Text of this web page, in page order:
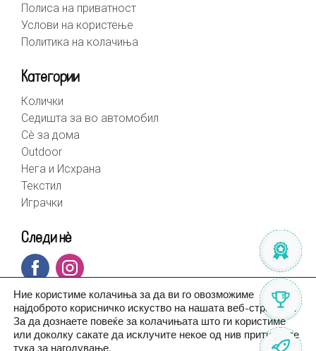
Полиса на приватност
Услови на користење
Политика на колачиња
Категории
Колички
Седишта за во автомобил
Сè за дома
Outdoor
Нега и Исхрана
Текстил
Играчки
Следи нè
Ние користиме колачиња за да ви го овозможиме
најдоброто корисничко искуство на нашата веб-страница.
За да дознаете повеќе за колачињата што ги користиме
или доколку сакате да исклучите некое од нив притиснете
тука за нагодување.